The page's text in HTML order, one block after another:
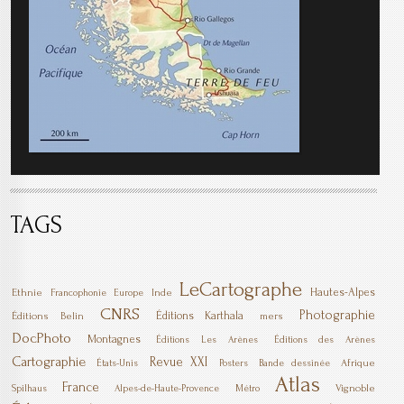
TAGS
Ethnie Francophonie Europe Inde LeCartographe Hautes-Alpes
Éditions Belin CNRS Éditions Karthala mers Photographie
DocPhoto Montagnes Éditions Les Arènes Éditions des Arènes
Cartographie États-Unis Revue XXI Posters Bande dessinée Afrique
Spilhaus France Alpes-de-Haute-Provence Métro Atlas Vignoble